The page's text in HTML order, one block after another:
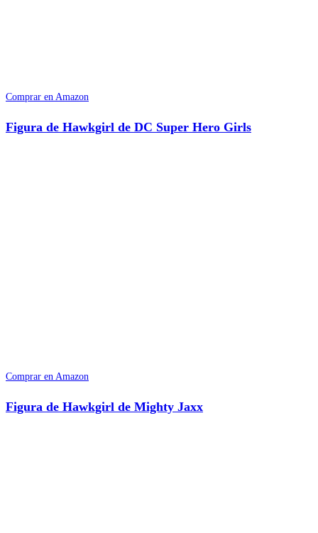
Comprar en Amazon
Figura de Hawkgirl de DC Super Hero Girls
Comprar en Amazon
Figura de Hawkgirl de Mighty Jaxx